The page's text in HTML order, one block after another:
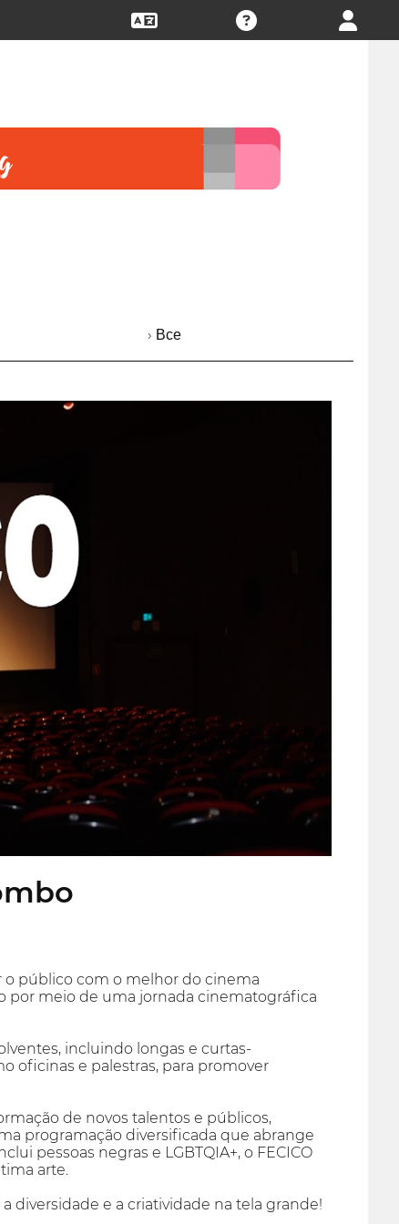
› Все
o público com o melhor do cinema
por meio de uma jornada cinematográfica
incluindo longas e curtas-
oficinas e palestras, para promover
de novos talentos e públicos,
programação diversificada que abrange
pessoas negras e LGBTQIA+, o FECICO
arte.
diversidade e a criatividade na tela grande!